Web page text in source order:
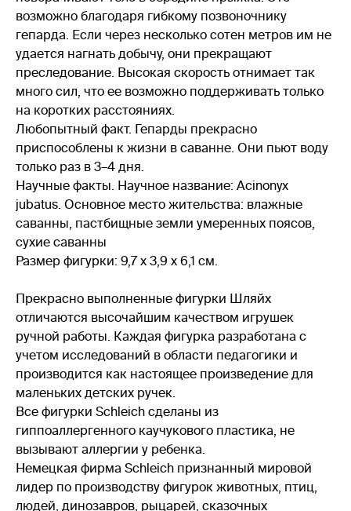
возможно благодаря гибкому позвоночнику
гепарда. Если через несколько сотен метров им не
удается нагнать добычу, они прекращают
преследование. Высокая скорость отнимает так
много сил, что ее возможно поддерживать только
на коротких расстояниях.
Любопытный факт. Гепарды прекрасно
приспособлены к жизни в саванне. Они пьют воду
только раз в 3–4 дня.
Научные факты. Научное название: Acinonyx
jubatus. Основное место жительства: влажные
саванны, пастбищные земли умеренных поясов,
сухие саванны
Размер фигурки: 9,7 x 3,9 x 6,1 см.
Прекрасно выполненные фигурки Шляйх
отличаются высочайшим качеством игрушек
ручной работы. Каждая фигурка разработана с
учетом исследований в области педагогики и
производится как настоящее произведение для
маленьких детских ручек.
Все фигурки Schleich сделаны из
гиппоаллергенного каучукового пластика, не
вызывают аллергии у ребенка.
Немецкая фирма Schleich признанный мировой
лидер по производству фигурок животных, птиц,
людей, динозавров, рыцарей, сказочных